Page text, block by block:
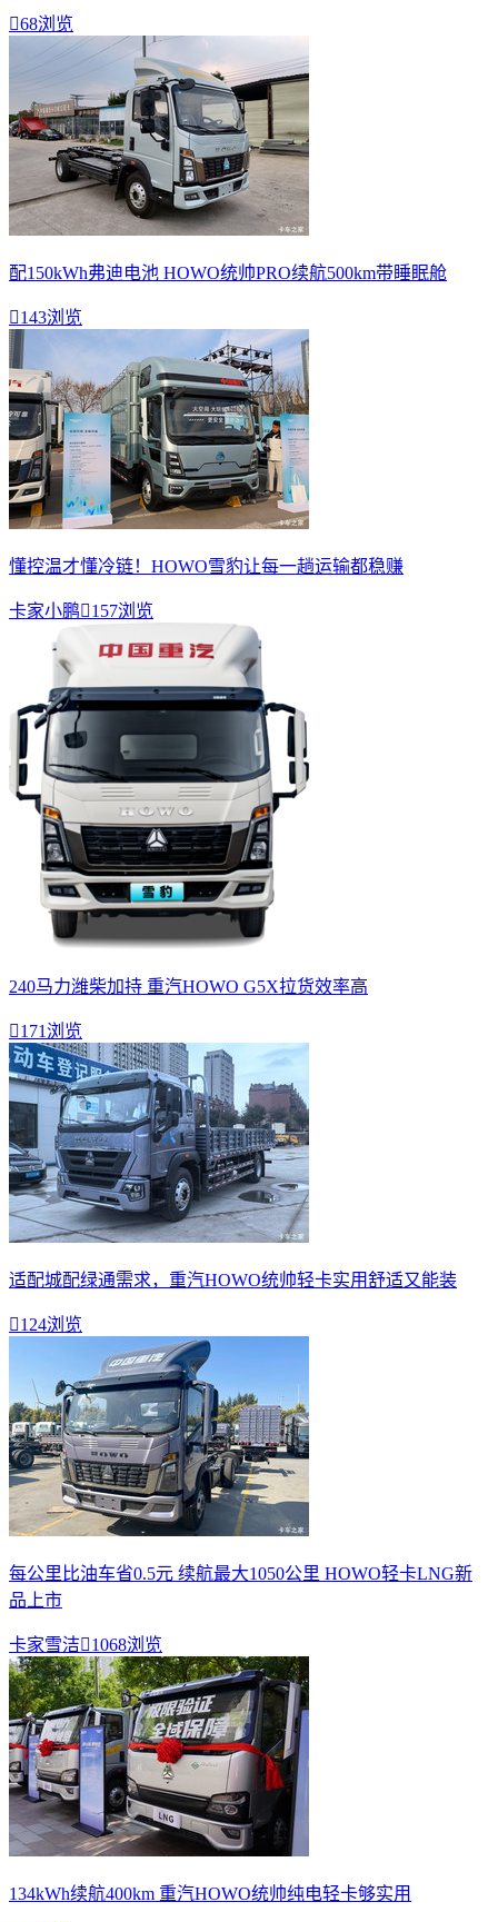
68浏览
配150kWh弗迪电池 HOWO统帅PRO续航500km带睡眠舱
143浏览
懂控温才懂冷链！HOWO雪豹让每一趟运输都稳赚
卡家小鹏157浏览
240马力潍柴加持 重汽HOWO G5X拉货效率高
171浏览
适配城配绿通需求，重汽HOWO统帅轻卡实用舒适又能装
124浏览
每公里比油车省0.5元 续航最大1050公里 HOWO轻卡LNG新
品上市
卡家雪洁1068浏览
134kWh续航400km 重汽HOWO统帅纯电轻卡够实用